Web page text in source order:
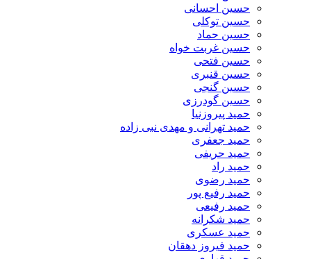
حسین احسانی
حسین توکلی
حسین حماد
حسین غربت خواه
حسین فتحی
حسین قنبری
حسین گنجی
حسین گودرزی
حمید پیروزنیا
حمید تهرانی و مهدی نبی زاده
حمید جعفری
حمید حریفی
حمید راد
حمید رضوی
حمید رفیع پور
حمید رفیعی
حمید شکرانه
حمید عسکری
حمید فیروز دهقان